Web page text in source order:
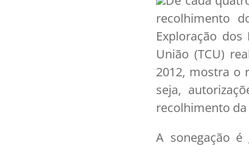
recolhimento
Exploração
União (TCU)
2012, mostra o
seja,
recolhimento
A sonegação